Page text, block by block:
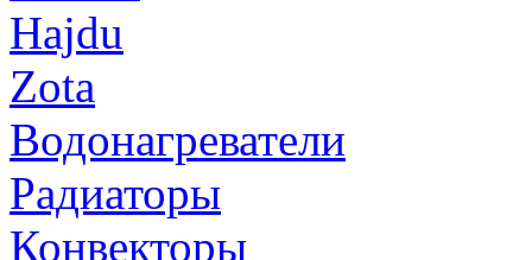
Hajdu
Zota
Водонагреватели
Радиаторы
Конвекторы